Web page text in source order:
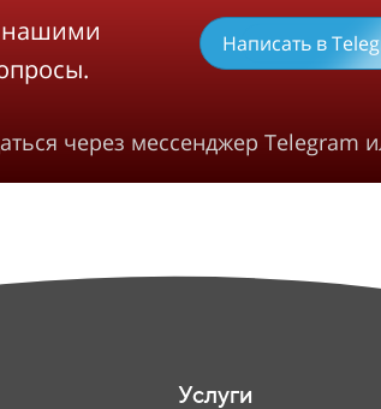
нашими
Написать в
через мессенджер Telegram
Услуги